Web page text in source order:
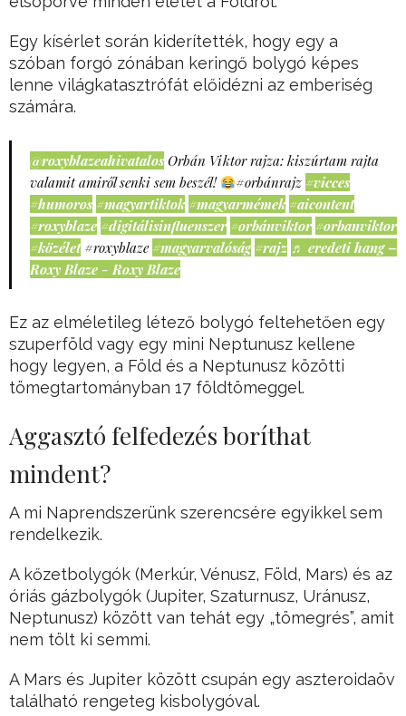
Egy kísérlet során kiderítették, hogy egy a
szóban forgó zónában keringő bolygó képes
lenne világkatasztrófát előidézni az emberiség
számára.
@roxyblazeahivatalos Orbán Viktor rajza: kiszúrtam rajta
valamit amiről senki sem beszél!
#orbánrajz #vicces
#humoros #magyartiktok #magyarmémek #aicontent
#roxyblaze #digitálisinfluenszer #orbánviktor #orbanviktor
#közélet #roxyblaze #magyarvalóság #rajz ♬ eredeti hang –
Roxy Blaze - Roxy Blaze
Ez az elméletileg létező bolygó feltehetően egy
szuperföld vagy egy mini Neptunusz kellene
hogy legyen, a Föld és a Neptunusz közötti
tömegtartományban 17 földtömeggel.
Aggasztó felfedezés boríthat
mindent?
A mi Naprendszerünk szerencsére egyikkel sem
rendelkezik.
A kőzetbolygók (Merkúr, Vénusz, Föld, Mars) és az
óriás gázbolygók (Jupiter, Szaturnusz, Uránusz,
Neptunusz) között van tehát egy „tömegrés”, amit
nem tölt ki semmi.
A Mars és Jupiter között csupán egy aszteroidaöv
található rengeteg kisbolygóval.